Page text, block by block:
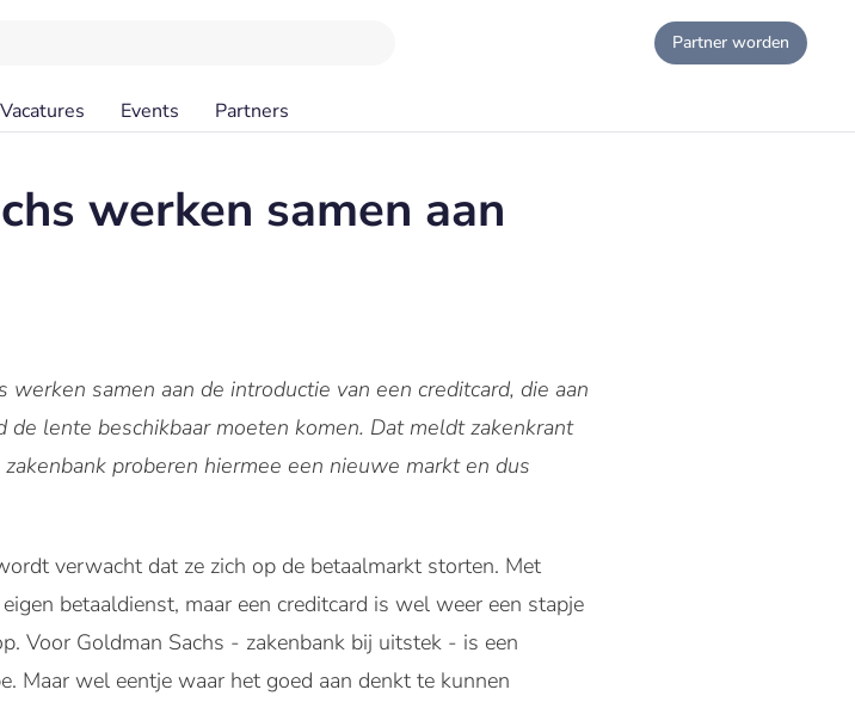
Partner worden
Vacatures Events Partners
werken samen aan
samen aan de introductie van een creditcard, die aan
lente beschikbaar moeten komen. Dat meldt zakenkrant
proberen hiermee een nieuwe markt en dus
verwacht dat ze zich op de betaalmarkt storten. Met
betaaldienst, maar een creditcard is wel weer een stapje
Voor Goldman Sachs - zakenbank bij uitstek - is een
Maar wel eentje waar het goed aan denkt te kunnen